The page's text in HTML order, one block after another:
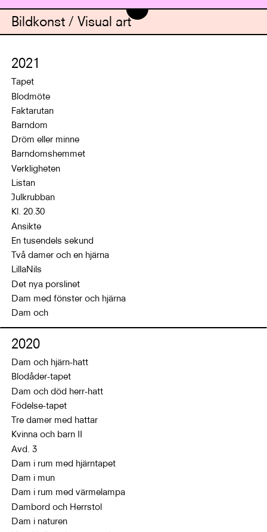
2021
Tapet
Blodmöte
Faktarutan
Barndom
Dröm eller minne
Barndomshemmet
Verkligheten
Listan
Julkrubban
Kl. 20.30
Ansikte
En tusendels sekund
Två damer och en hjärna
LillaNils
Det nya porslinet
Dam med fönster och hjärna
Dam och
2020
Dam och hjärn-hatt
Blodåder-tapet
Dam och död herr-hatt
Födelse-tapet
Tre damer med hattar
Kvinna och barn II
Avd. 3
Dam i rum med hjärntapet
Dam i mun
Dam i rum med värmelampa
Dambord och Herrstol
Dam i naturen
Bildkonst / Visual art